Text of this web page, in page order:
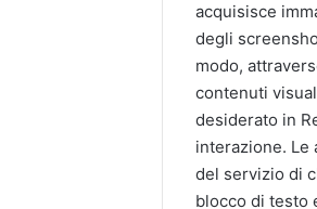
acquisisce
degli
modo,
contenuti
desiderato in
interazione. Le
del servizio di
blocco di testo